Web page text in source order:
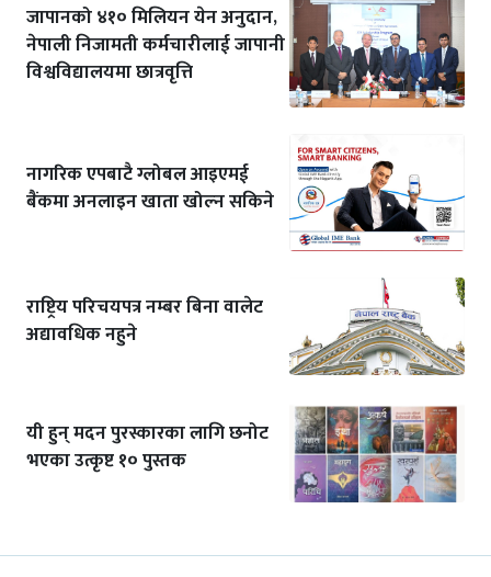
जापानको ४१० मिलियन येन अनुदान,
नेपाली निजामती कर्मचारीलाई जापानी
विश्वविद्यालयमा छात्रवृत्ति
नागरिक एपबाटै ग्लोबल आइएमई
बैंकमा अनलाइन खाता खोल्न सकिने
राष्ट्रिय परिचयपत्र नम्बर बिना वालेट
अद्यावधिक नहुने
यी हुन् मदन पुरस्कारका लागि छनोट
भएका उत्कृष्ट १० पुस्तक